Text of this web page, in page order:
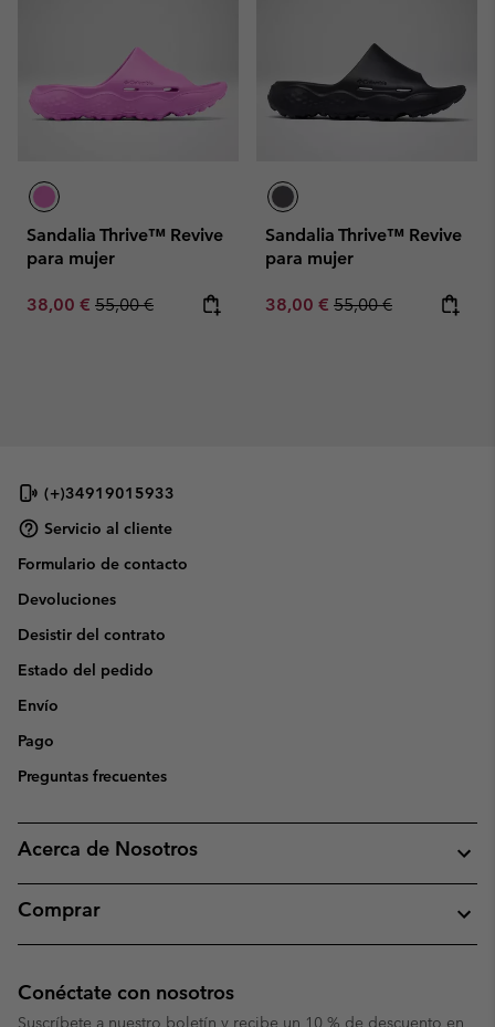
Sandalia Thrive™ Revive
para mujer
Sale price:
38,00 € Regular price:
55,00 €
Sandalia Thrive™ Revive
para mujer
Sale price:
38,00 € Regular price:
55,00 €
(+)34919015933
Servicio al cliente
Formulario de contacto
Devoluciones
Desistir del contrato
Estado del pedido
Envío
Pago
Preguntas frecuentes
Acerca de Nosotros
Comprar
Conéctate con nosotros
Suscríbete a nuestro boletín y recibe un 10 % de descuento en